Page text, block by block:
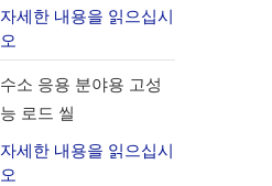
자세한 내용을 읽으십시
오
수소 응용 분야용 고성
능 로드 씰
자세한 내용을 읽으십시
오